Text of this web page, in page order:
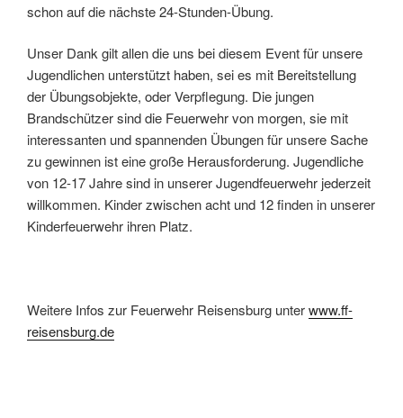
schon auf die nächste 24-Stunden-Übung.
Unser Dank gilt allen die uns bei diesem Event für unsere
Jugendlichen unterstützt haben, sei es mit Bereitstellung
der Übungsobjekte, oder Verpflegung. Die jungen
Brandschützer sind die Feuerwehr von morgen, sie mit
interessanten und spannenden Übungen für unsere Sache
zu gewinnen ist eine große Herausforderung. Jugendliche
von 12-17 Jahre sind in unserer Jugendfeuerwehr jederzeit
willkommen. Kinder zwischen acht und 12 finden in unserer
Kinderfeuerwehr ihren Platz.
Weitere Infos zur Feuerwehr Reisensburg unterwww.ff-
reisensburg.de